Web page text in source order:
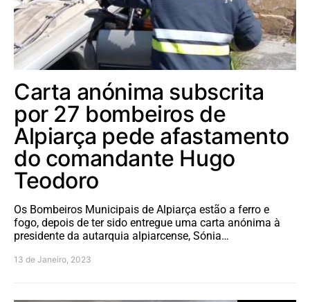
Carta anónima subscrita
por 27 bombeiros de
Alpiarça pede afastamento
do comandante Hugo
Teodoro
Os Bombeiros Municipais de Alpiarça estão a ferro e
fogo, depois de ter sido entregue uma carta anónima à
presidente da autarquia alpiarcense, Sónia…
13 de Janeiro, 2023